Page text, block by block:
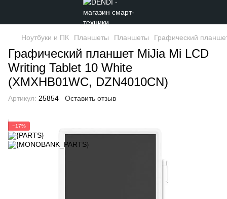
Ноутбуки и ПК Планшеты Планшеты Графический
Графический планшет MiJia Mi LCD
Writing Tablet 10 White
(XMXHB01WC, DZN4010CN)
Артикул: 25854 Оставить отзыв
−17%